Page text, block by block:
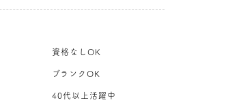
資格なしOK
ブランクOK
40代以上活躍中